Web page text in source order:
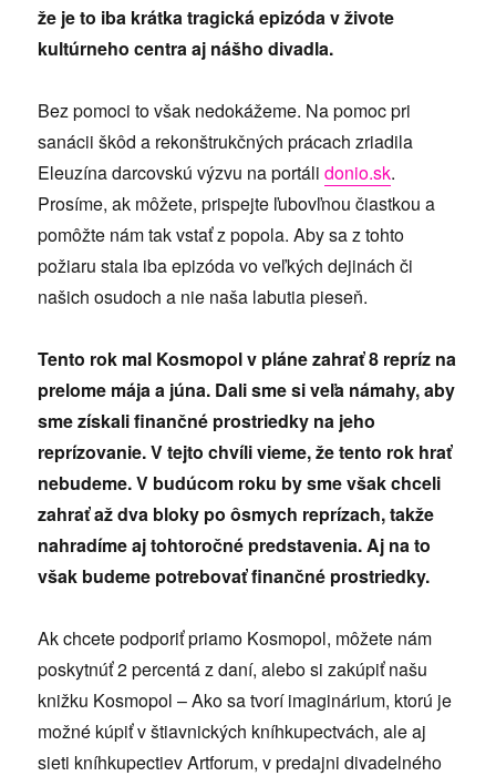
že je to iba krátka tragická epizóda v živote
kultúrneho centra aj nášho divadla.
Bez pomoci to však nedokážeme. Na pomoc pri
sanácii škôd a rekonštrukčných prácach zriadila
Eleuzína darcovskú výzvu na portálidonio.sk.
Prosíme, ak môžete, prispejte ľubovľnou čiastkou a
pomôžte nám tak vstať z popola. Aby sa z tohto
požiaru stala iba epizóda vo veľkých dejinách či
našich osudoch a nie naša labutia pieseň.
Tento rok mal Kosmopol v pláne zahrať 8 repríz na
prelome mája a júna. Dali sme si veľa námahy, aby
sme získali finančné prostriedky na jeho
reprízovanie. V tejto chvíli vieme, že tento rok hrať
nebudeme. V budúcom roku by sme však chceli
zahrať až dva bloky po ôsmych reprízach, takže
nahradíme aj tohtoročné predstavenia. Aj na to
však budeme potrebovať finančné prostriedky.
Ak chcete podporiť priamo Kosmopol, môžete nám
poskytnúť 2 percentá z daní, alebo si zakúpiť našu
knižku Kosmopol – Ako sa tvorí imaginárium, ktorú je
možné kúpiť v štiavnických kníhkupectvách, ale aj
sieti kníhkupectiev Artforum, v predajni divadelného